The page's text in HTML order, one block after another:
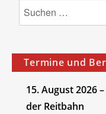
Suchen
nach:
Termine und
15. August 2026
der Reitbahn